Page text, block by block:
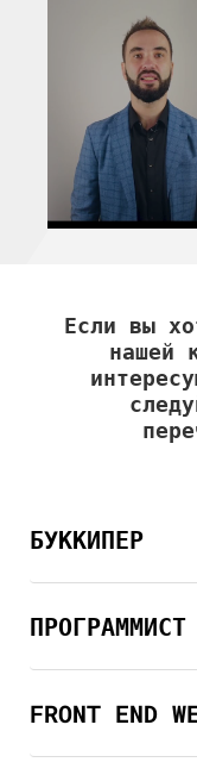
Если вы
нашей
БУККИПЕР
FRONT END